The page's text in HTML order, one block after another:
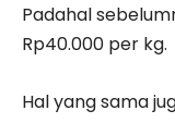
Padahal
Rp40.000 per kg.
Hal yang sama